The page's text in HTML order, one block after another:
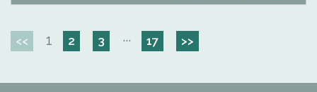
<< 1 2 3 ··· 17 >>